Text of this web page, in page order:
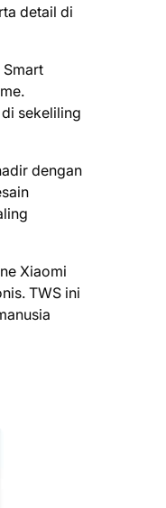
detail di
sekeliling
dengan
Xiaomi
TWS ini